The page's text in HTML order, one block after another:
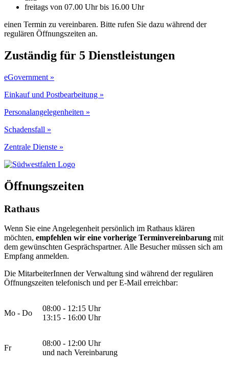
freitags von 07.00 Uhr bis 16.00 Uhr
einen Termin zu vereinbaren. Bitte rufen Sie dazu während der
regulären Öffnungszeiten an.
Zuständig für 5 Dienstleistungen
eGovernment »
Einkauf und Postbearbeitung »
Personalangelegenheiten »
Schadensfall »
Zentrale Dienste »
Öffnungszeiten
Rathaus
Wenn Sie eine Angelegenheit persönlich im Rathaus klären
möchten, empfehlen wir eine vorherige Terminvereinbarung mit
dem gewünschten Gesprächspartner. Alle Besucher müssen sich am
Empfang anmelden.
Die MitarbeiterInnen der Verwaltung sind während der regulären
Öffnungszeiten telefonisch und per E-Mail erreichbar:
Mo - Do
08:00 - 12:15 Uhr
13:15 - 16:00 Uhr
Fr
08:00 - 12:00 Uhr
und nach Vereinbarung